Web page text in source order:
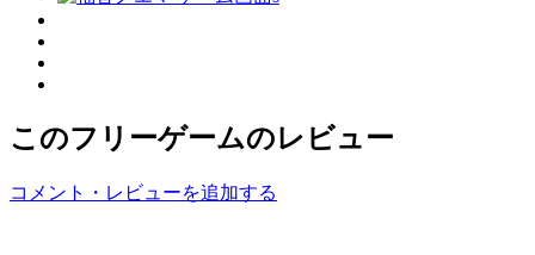
このフリーゲームのレビュー
コメント・レビューを追加する